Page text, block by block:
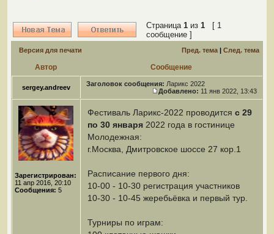
Страница 1 из 1 [ 1
сообщение ]
Версия для печати Пред. тема | След. тема
Автор Сообщение
sergey.andreev Заголовок сообщения: Ларикс 2022
Добавлено: 11 янв 2022, 13:43
Зарегистрирован:
11 апр 2016, 20:10
Сообщения: 5
Фестиваль Ларикс-2022 проводится с 29
по 30 января 2022 года в гостинице
Молодежная:
г.Москва, Дмитровское шоссе 27 кор.1
Расписание первого дня:
10-00 - 10-30 регистрация участников
10-30 - 10-45 жеребьёвка и первый тур.
Турниры по играм: